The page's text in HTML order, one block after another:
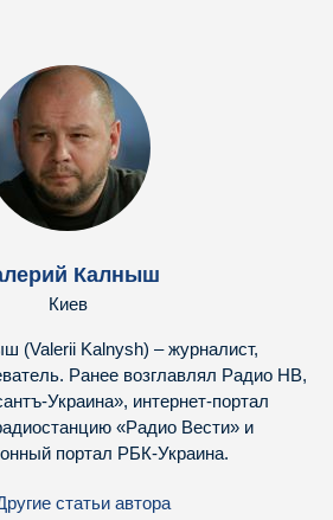
Калныш
Киев
(Valerii Kalnysh) – журналист,
Ранее возглавлял Радио НВ,
Украина», интернет-портал
«Радио Вести» и
портал РБК-Украина.
статьи автора